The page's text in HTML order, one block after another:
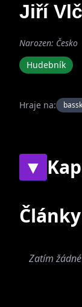
Jiří
Narozen: Česko
Hudebník
Hraje na:
▼
Současné
Články
Zatím